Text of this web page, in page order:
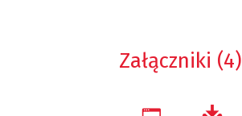
Załączniki (4)